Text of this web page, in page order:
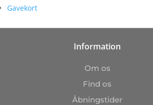
Gavekort
Information
Om os
Find os
Åbningstider